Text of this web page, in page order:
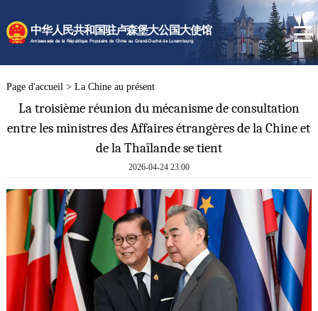
中华人民共和国驻卢森堡大公国大使馆
Ambassade de la République Populaire de Chine au Grand-Duché de Luxembourg
La Chine au présent
Page d'accueil > La Chine au présent
​La troisième réunion du mécanisme de consultation
entre les ministres des Affaires étrangères de la Chine et
de la Thaïlande se tient
2026-04-24 23:00